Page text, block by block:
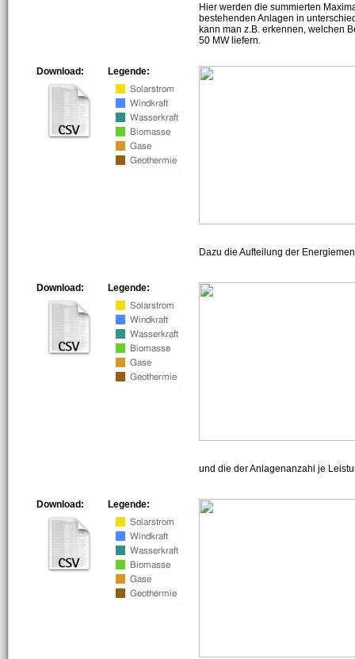
Hier werden die summierten
bestehenden Anlagen in
kann man z.B. erkennen, welchen
50 MW liefern.
Legende:
Download:
Dazu die Aufteilung der
Legende:
Download:
und die der Anlagenanzahl je
Legende:
Download: